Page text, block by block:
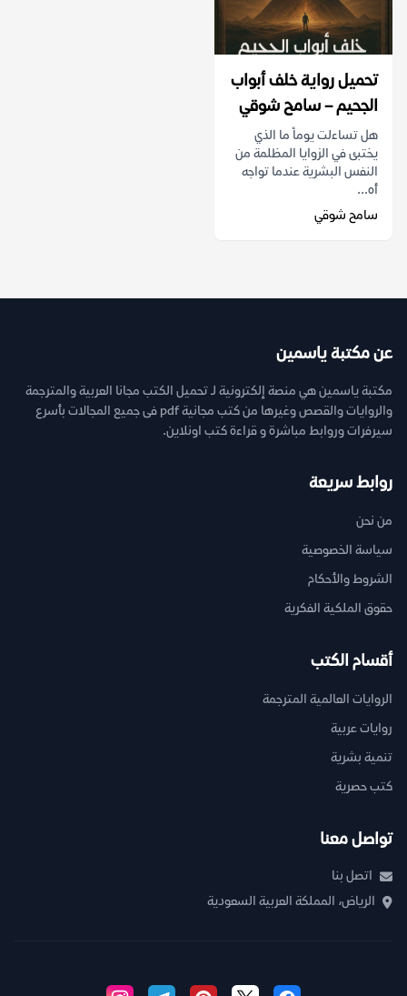
تحميل رواية خلف أبواب
الجحيم – سامح شوقي
هل تساءلت يوماً ما الذي
يختبئ في الزوايا المظلمة من
النفس البشرية عندما تواجه
أه...
سامح شوقي
عن مكتبة ياسمين
مكتبة ياسمين هي منصة إلكترونية لـ تحميل الكتب مجانا العربية والمترجمة
والروايات والقصص وغيرها من كتب مجانية pdf فى جميع المجالات بأسرع
سيرفرات وروابط مباشرة و قراءة كتب اونلاين.
روابط سريعة
من نحن
سياسة الخصوصية
الشروط والأحكام
حقوق الملكية الفكرية
أقسام الكتب
الروايات العالمية المترجمة
روايات عربية
تنمية بشرية
كتب حصرية
تواصل معنا
اتصل بنا
الرياض، المملكة العربية السعودية